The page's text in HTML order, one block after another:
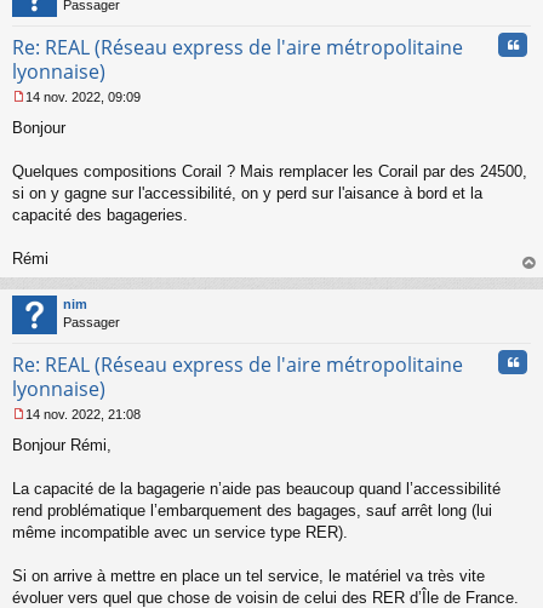
Passager
Re: REAL (Réseau express de l'aire métropolitaine
lyonnaise)
e
g
e
o
l
u
14 nov. 2022, 09:09
Bonjour
Quelques compositions Corail ? Mais remplacer les Corail par des 24500,
si on y gagne sur l'accessibilité, on y perd sur l'aisance à bord et la
capacité des bagageries.
Rémi
au
nim
Passager
Re: REAL (Réseau express de l'aire métropolitaine
lyonnaise)
e
s
g
e
o
n
14 nov. 2022, 21:08
Bonjour Rémi,
La capacité de la bagagerie n’aide pas beaucoup quand l’accessibilité
rend problématique l’embarquement des bagages, sauf arrêt long (lui
même incompatible avec un service type RER).
Si on arrive à mettre en place un tel service, le matériel va très vite
évoluer vers quel que chose de voisin de celui des RER d’Île de France.